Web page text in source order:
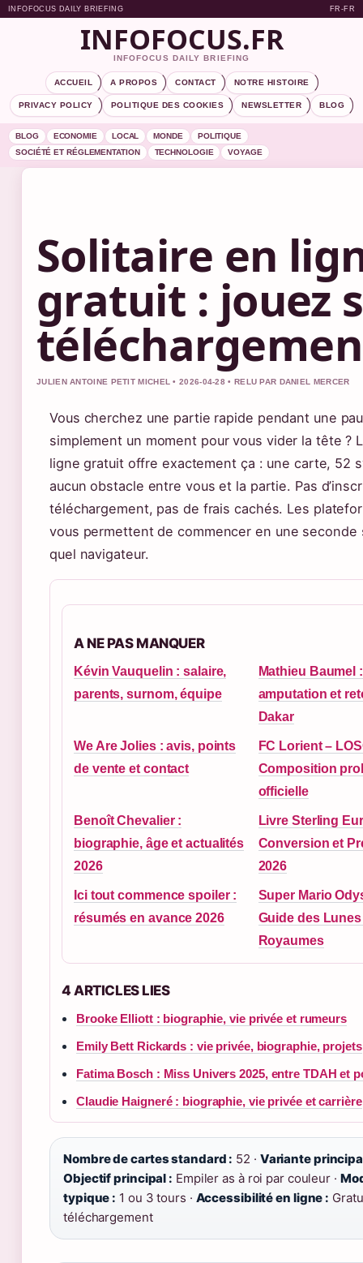
INFOFOCUS DAILY BRIEFING FR-FR
INFOFOCUS.FR
INFOFOCUS DAILY BRIEFING
ACCUEIL A PROPOS CONTACT NOTRE HISTOIRE
PRIVACY POLICY POLITIQUE DES COOKIES NEWSLETTER BLOG
BLOG ECONOMIE LOCAL MONDE
POLITIQUE
SOCIÉTÉ ET RÉGLEMENTATION
TECHNOLOGIE VOYAGE
Solitaire en
gratuit : jouez
JULIEN ANTOINE PETIT MICHEL • 2026-04-28 • RELU PAR DANIEL MERCER
Vous cherchez une partie rapide pendant une
simplement un moment pour vous vider la tête ?
ligne gratuit offre exactement ça : une carte, 52
aucun obstacle entre vous et la partie. Pas
téléchargement, pas de frais cachés. Les
vous permettent de commencer en une seconde
quel navigateur.
A NE PAS MANQUER
Kévin Vauquelin : salaire,
parents, surnom, équipe
Mathieu Baumel
amputation et
Dakar
We Are Jolies : avis, points
de vente et contact
FC Lorient –
Composition
officielle
Benoît Chevalier :
biographie, âge et actualités
2026
Livre Sterling
Conversion et
2026
Ici tout commence spoiler :
résumés en avance 2026
Super Mario
Guide des Lunes
Royaumes
4 ARTICLES LIES
Brooke Elliott : biographie, vie privée et rumeurs
Emily Bett Rickards : vie privée, biographie, projets
Fatima Bosch : Miss Univers 2025, entre TDAH et
Claudie Haigneré : biographie, vie privée et carrière
Nombre de cartes standard : 52 · Variante
Objectif principal : Empiler as à roi par couleur ·
typique : 1 ou 3 tours · Accessibilité en ligne :
téléchargement